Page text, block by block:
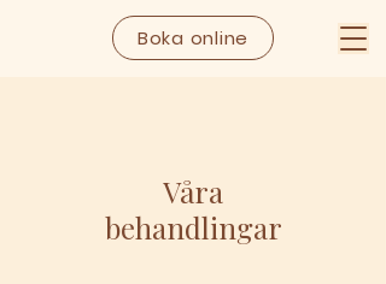
Boka online
Våra
behandlingar